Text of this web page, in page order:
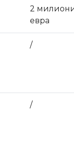
2
евра
/
/